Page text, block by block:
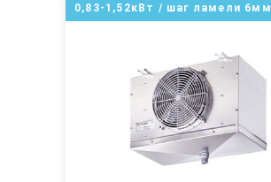
0,83-1,52кВт / шаг ламели 6мм